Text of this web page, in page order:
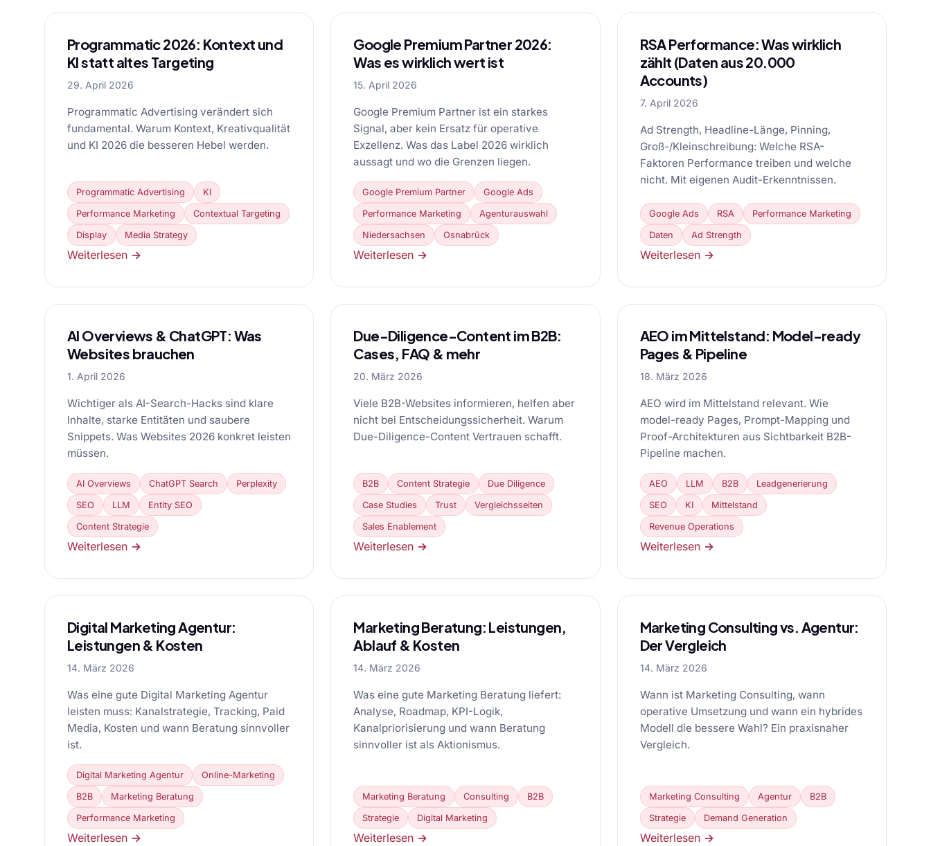
Programmatic 2026: Kontext und
KI statt altes Targeting
29. April 2026
Programmatic Advertising verändert sich
fundamental. Warum Kontext, Kreativqualität
und KI 2026 die besseren Hebel werden.
Programmatic Advertising KI
Performance Marketing Contextual Targeting
Display Media Strategy
Weiterlesen →
Google Premium Partner 2026:
Was es wirklich wert ist
15. April 2026
Google Premium Partner ist ein starkes
Signal, aber kein Ersatz für operative
Exzellenz. Was das Label 2026 wirklich
aussagt und wo die Grenzen liegen.
Google Premium Partner Google Ads
Performance Marketing Agenturauswahl
Niedersachsen Osnabrück
Weiterlesen →
RSA Performance: Was wirklich
zählt (Daten aus 20.000
Accounts)
7. April 2026
Ad Strength, Headline-Länge, Pinning,
Groß-/Kleinschreibung: Welche RSA-
Faktoren Performance treiben und welche
nicht. Mit eigenen Audit-Erkenntnissen.
Google Ads RSA Performance Marketing
Daten Ad Strength
Weiterlesen →
AI Overviews & ChatGPT: Was
Websites brauchen
1. April 2026
Wichtiger als AI-Search-Hacks sind klare
Inhalte, starke Entitäten und saubere
Snippets. Was Websites 2026 konkret leisten
müssen.
AI Overviews ChatGPT Search Perplexity
SEO LLM Entity SEO
Content Strategie
Weiterlesen →
Due-Diligence-Content im B2B:
Cases, FAQ & mehr
20. März 2026
Viele B2B-Websites informieren, helfen aber
nicht bei Entscheidungssicherheit. Warum
Due-Diligence-Content Vertrauen schafft.
B2B Content Strategie Due Diligence
Case Studies Trust Vergleichsseiten
Sales Enablement
Weiterlesen →
AEO im Mittelstand: Model-ready
Pages & Pipeline
18. März 2026
AEO wird im Mittelstand relevant. Wie
model-ready Pages, Prompt-Mapping und
Proof-Architekturen aus Sichtbarkeit B2B-
Pipeline machen.
AEO LLM B2B Leadgenerierung
SEO KI Mittelstand
Revenue Operations
Weiterlesen →
Digital Marketing Agentur:
Leistungen & Kosten
14. März 2026
Was eine gute Digital Marketing Agentur
leisten muss: Kanalstrategie, Tracking, Paid
Media, Kosten und wann Beratung sinnvoller
ist.
Digital Marketing Agentur Online-Marketing
B2B Marketing Beratung
Performance Marketing
Weiterlesen →
Marketing Beratung: Leistungen,
Ablauf & Kosten
14. März 2026
Was eine gute Marketing Beratung liefert:
Analyse, Roadmap, KPI-Logik,
Kanalpriorisierung und wann Beratung
sinnvoller ist als Aktionismus.
Marketing Beratung Consulting B2B
Strategie Digital Marketing
Weiterlesen →
Marketing Consulting vs. Agentur:
Der Vergleich
14. März 2026
Wann ist Marketing Consulting, wann
operative Umsetzung und wann ein hybrides
Modell die bessere Wahl? Ein praxisnaher
Vergleich.
Marketing Consulting Agentur B2B
Strategie Demand Generation
Weiterlesen →